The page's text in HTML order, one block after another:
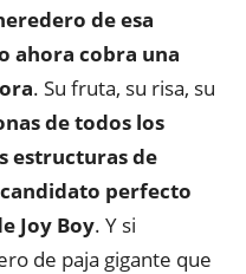
de esa
ahora cobra una
. Su fruta, su risa, su
de todos los
estructuras de
perfecto
Joy Boy. Y si
de paja gigante que